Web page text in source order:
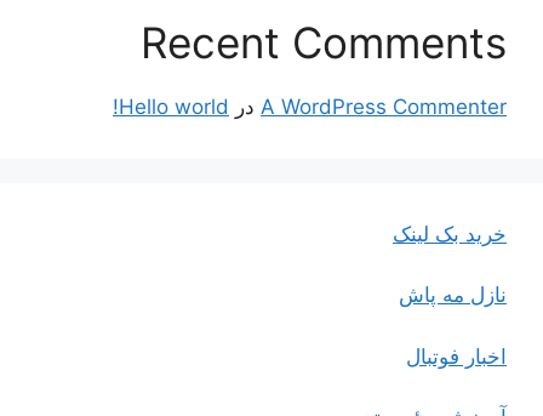
Recent Comments
A WordPress Commenter در Hello world!
خرید بک لینک
نازل مه پاش
اخبار فوتبال